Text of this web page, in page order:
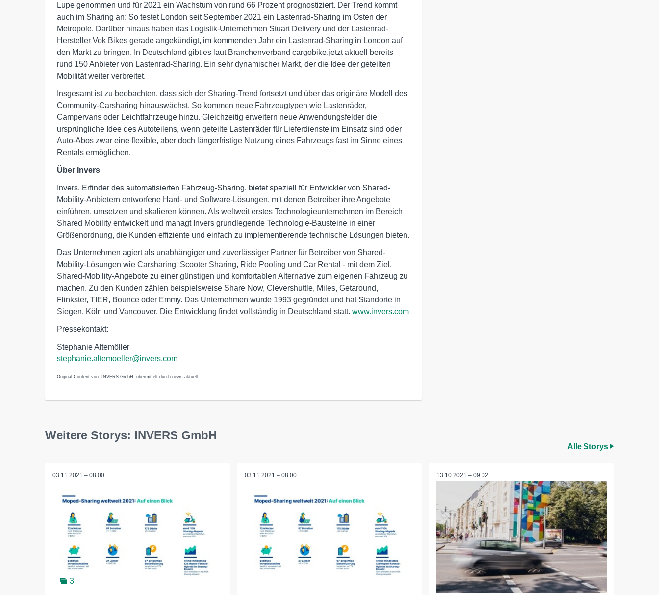
Lupe genommen und für 2021 ein Wachstum von rund 66 Prozent prognostiziert. Der Trend kommt
auch im Sharing an: So testet London seit September 2021 ein Lastenrad-Sharing im Osten der
Metropole. Darüber hinaus haben das Logistik-Unternehmen Stuart Delivery und der Lastenrad-
Hersteller Vok Bikes gerade angekündigt, im kommenden Jahr ein Lastenrad-Sharing in London auf
den Markt zu bringen. In Deutschland gibt es laut Branchenverband cargobike.jetzt aktuell bereits
rund 150 Anbieter von Lastenrad-Sharing. Ein sehr dynamischer Markt, der die Idee der geteilten
Mobilität weiter verbreitet.
Insgesamt ist zu beobachten, dass sich der Sharing-Trend fortsetzt und über das originäre Modell des
Community-Carsharing hinauswächst. So kommen neue Fahrzeugtypen wie Lastenräder,
Campervans oder Leichtfahrzeuge hinzu. Gleichzeitig erweitern neue Anwendungsfelder die
ursprüngliche Idee des Autoteilens, wenn geteilte Lastenräder für Lieferdienste im Einsatz sind oder
Auto-Abos zwar eine flexible, aber doch längerfristige Nutzung eines Fahrzeugs fast im Sinne eines
Rentals ermöglichen.
Über Invers
Invers, Erfinder des automatisierten Fahrzeug-Sharing, bietet speziell für Entwickler von Shared-
Mobility-Anbietern entworfene Hard- und Software-Lösungen, mit denen Betreiber ihre Angebote
einführen, umsetzen und skalieren können. Als weltweit erstes Technologieunternehmen im Bereich
Shared Mobility entwickelt und managt Invers grundlegende Technologie-Bausteine in einer
Größenordnung, die Kunden effiziente und einfach zu implementierende technische Lösungen bieten.
Das Unternehmen agiert als unabhängiger und zuverlässiger Partner für Betreiber von Shared-
Mobility-Lösungen wie Carsharing, Scooter Sharing, Ride Pooling und Car Rental - mit dem Ziel,
Shared-Mobility-Angebote zu einer günstigen und komfortablen Alternative zum eigenen Fahrzeug zu
machen. Zu den Kunden zählen beispielsweise Share Now, Clevershuttle, Miles, Getaround,
Flinkster, TIER, Bounce oder Emmy. Das Unternehmen wurde 1993 gegründet und hat Standorte in
Siegen, Köln und Vancouver. Die Entwicklung findet vollständig in Deutschland statt. www.invers.com
Pressekontakt:
Stephanie Altemöller
stephanie.altemoeller@invers.com
Original-Content von: INVERS GmbH, übermittelt durch news aktuell
Weitere Storys: INVERS GmbH
Alle Storys
03.11.2021 – 08:00
3
03.11.2021 – 08:00 13.10.2021 – 09:02